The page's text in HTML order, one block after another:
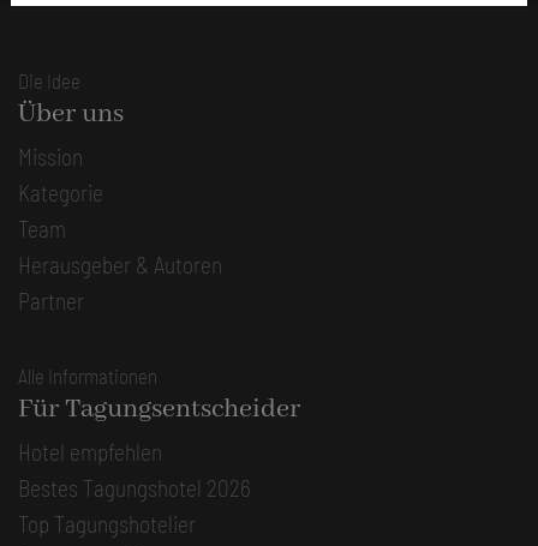
Die Idee
Über uns
Mission
Kategorie
Team
Herausgeber & Autoren
Partner
Alle Informationen
Für Tagungsentscheider
Hotel empfehlen
Bestes Tagungshotel 2026
Top Tagungshotelier